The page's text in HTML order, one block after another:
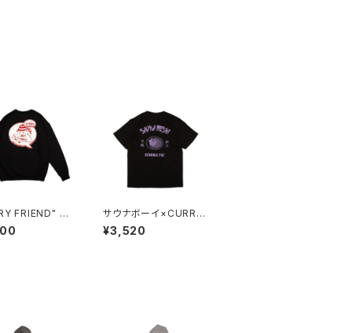
FRIEND" Sw
BLACK
サウナボーイ×CURRY
TO【サウナ飯T 松江】B
LACK
¥3,520